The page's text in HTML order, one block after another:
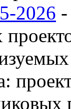
2026